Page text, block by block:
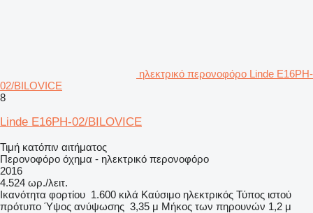
ηλεκτρικό περονοφόρο Linde E16PH-
02/BILOVICE
8
Linde E16PH-02/BILOVICE
Τιμή κατόπιν αιτήματος
Περονοφόρο όχημα - ηλεκτρικό περονοφόρο
2016
4.524 ωρ./λειτ.
Ικανότητα φορτίου 1.600 κιλά Καύσιμο ηλεκτρικός Τύπος ιστού
πρότυπο Ύψος ανύψωσης 3,35 μ Μήκος των πηρουνών 1,2 μ